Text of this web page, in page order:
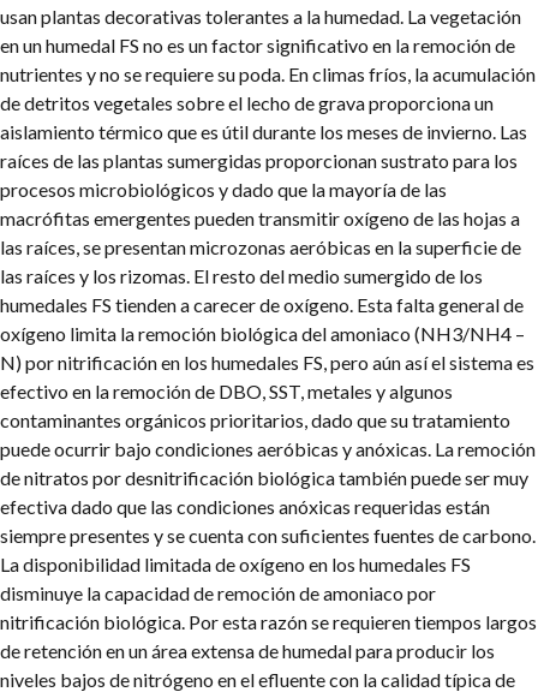
usan plantas decorativas tolerantes a la humedad. La vegetación
en un humedal FS no es un factor significativo en la remoción de
nutrientes y no se requiere su poda. En climas fríos, la acumulación
de detritos vegetales sobre el lecho de grava proporciona un
aislamiento térmico que es útil durante los meses de invierno. Las
raíces de las plantas sumergidas proporcionan sustrato para los
procesos microbiológicos y dado que la mayoría de las
macrófitas emergentes pueden transmitir oxígeno de las hojas a
las raíces, se presentan microzonas aeróbicas en la superficie de
las raíces y los rizomas. El resto del medio sumergido de los
humedales FS tienden a carecer de oxígeno. Esta falta general de
oxígeno limita la remoción biológica del amoniaco (NH3/NH4 –
N) por nitrificación en los humedales FS, pero aún así el sistema es
efectivo en la remoción de DBO, SST, metales y algunos
contaminantes orgánicos prioritarios, dado que su tratamiento
puede ocurrir bajo condiciones aeróbicas y anóxicas. La remoción
de nitratos por desnitrificación biológica también puede ser muy
efectiva dado que las condiciones anóxicas requeridas están
siempre presentes y se cuenta con suficientes fuentes de carbono.
La disponibilidad limitada de oxígeno en los humedales FS
disminuye la capacidad de remoción de amoniaco por
nitrificación biológica. Por esta razón se requieren tiempos largos
de retención en un área extensa de humedal para producir los
niveles bajos de nitrógeno en el efluente con la calidad típica de